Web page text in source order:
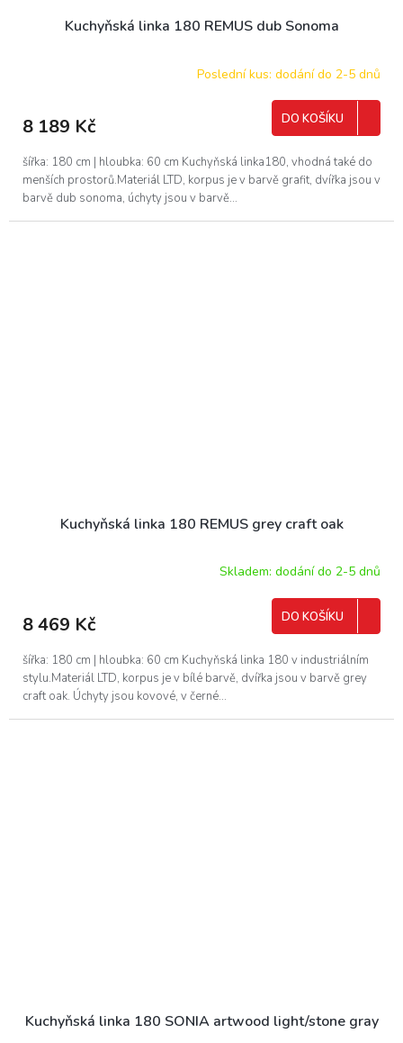
Kuchyňská linka 180 REMUS dub Sonoma
Poslední kus: dodání do 2-5 dnů
8 189 Kč DO KOŠÍKU
šířka: 180 cm | hloubka: 60 cm Kuchyňská linka180, vhodná také do
menších prostorů.Materiál LTD, korpus je v barvě grafit, dvířka jsou v
barvě dub sonoma, úchyty jsou v barvě...
Kuchyňská linka 180 REMUS grey craft oak
Skladem: dodání do 2-5 dnů
8 469 Kč DO KOŠÍKU
šířka: 180 cm | hloubka: 60 cm Kuchyňská linka 180 v industriálním
stylu.Materiál LTD, korpus je v bílé barvě, dvířka jsou v barvě grey
craft oak. Úchyty jsou kovové, v černé...
Kuchyňská linka 180 SONIA artwood light/stone gray